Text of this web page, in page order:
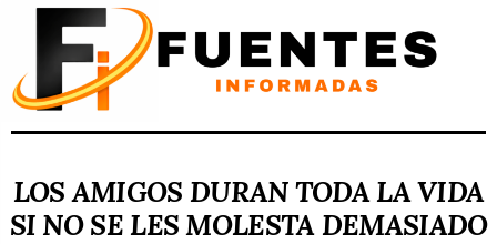
LOS AMIGOS DURAN TODA LA VIDA
SI NO SE LES MOLESTA DEMASIADO